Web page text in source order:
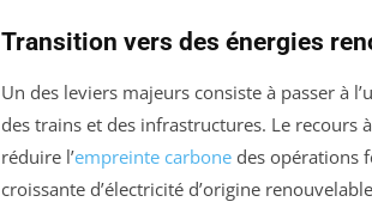
Transition vers des énergies
Un des leviers majeurs consiste à passer à
des trains et des infrastructures. Le recours
réduire l’empreinte carbone des opérations
croissante d’électricité d’origine